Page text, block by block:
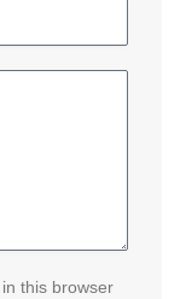
this browser